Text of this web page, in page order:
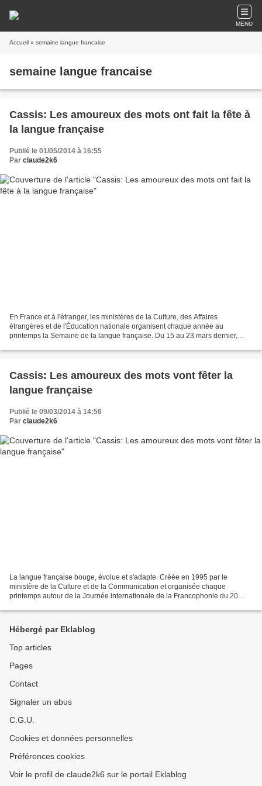
MENU
Accueil » semaine langue francaise
semaine langue francaise
Cassis: Les amoureux des mots ont fait la fête à
la langue française
Publié le 01/05/2014 à 16:55
Par claude2k6
En France et à l'étranger, les ministères de la Culture, des Affaires
étrangères et de l'Éducation nationale organisent chaque année au
printemps la Semaine de la langue française. Du 15 au 23 mars dernier,
Cassis: Les amoureux des mots vont fêter la
langue française
Publié le 09/03/2014 à 14:56
Par claude2k6
La langue française bouge, évolue et s'adapte. Créée en 1995 par le
ministère de la Culture et de la Communication et organisée chaque
printemps autour de la Journée internationale de la Francophonie du 20
Hébergé par Eklablog
Top articles
Pages
Contact
Signaler un abus
C.G.U.
Cookies et données personnelles
Préférences cookies
Voir le profil de claude2k6 sur le portail Eklablog